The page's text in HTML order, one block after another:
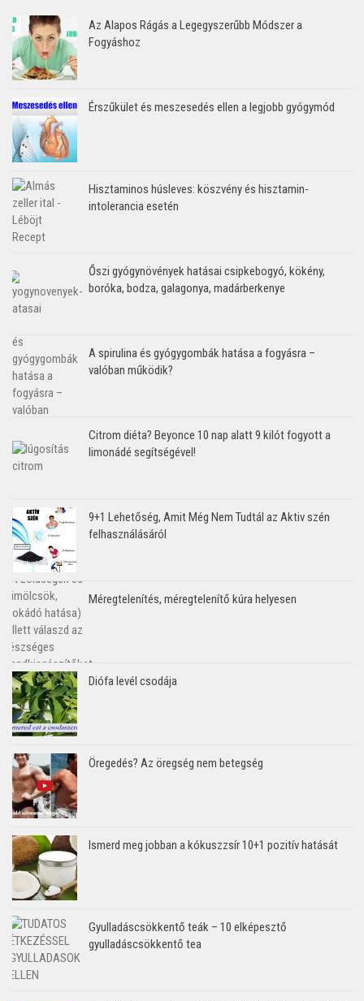
Az Alapos Rágás a Legegyszerűbb Módszer a
Fogyáshoz
Érszűkület és meszesedés ellen a legjobb gyógymód
Hisztaminos húsleves: köszvény és hisztamin-
intolerancia esetén
Őszi gyógynövények hatásai csipkebogyó, kökény,
boróka, bodza, galagonya, madárberkenye
A spirulina és gyógygombák hatása a fogyásra –
valóban működik?
Citrom diéta? Beyonce 10 nap alatt 9 kilót fogyott a
limonádé segítségével!
9+1 Lehetőség, Amit Még Nem Tudtál az Aktiv szén
felhasználásáról
Méregtelenítés, méregtelenítő kúra helyesen
Diófa levél csodája
Öregedés? Az öregség nem betegség
Ismerd meg jobban a kókuszzsír 10+1 pozitív hatását
Gyulladáscsökkentő teák – 10 elképesztő
gyulladáscsökkentő tea